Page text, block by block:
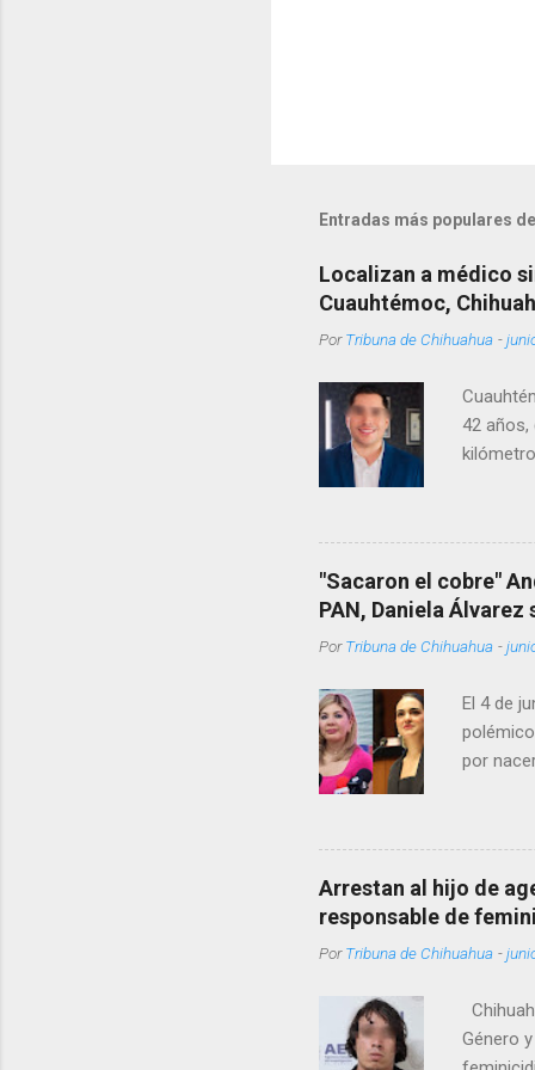
Entradas más populares
Localizan a médico
Cuauhtémoc,
PorTribuna de Chihuahua -
42 años,
Rotario
"Sacaron el cobre"
PAN, Daniela
PorTribuna de Chihuahua -
El 4 de
por
¿Qué tal
tendrá
favor,
han sido
Arrestan al hijo de
responsable de
PorTribuna de Chihuahua -
Género